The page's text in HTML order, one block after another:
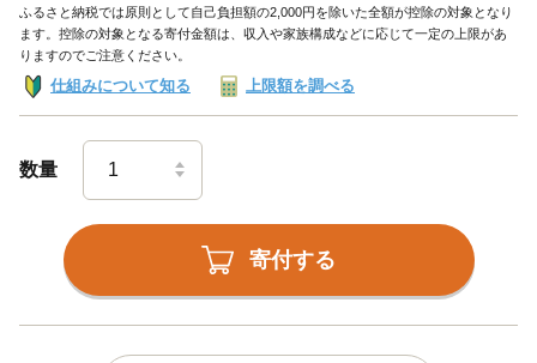
ふるさと納税では原則として自己負担額の2,000円を除いた全額が控除の対象となり
ます。控除の対象となる寄付金額は、収入や家族構成などに応じて一定の上限があ
りますのでご注意ください。
仕組みについて知る 上限額を調べる
数量
寄付する